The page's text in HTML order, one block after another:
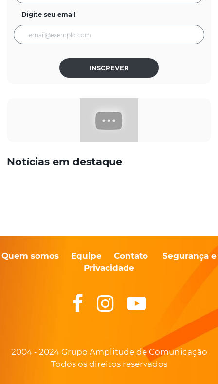
Digite seu email
INSCREVER
Notícias em destaque
Quem somos Equipe Contato
Segurança e
Privacidade
2004 - 2024 Grupo Amplitude de Comunicação
Todos os direitos reservados